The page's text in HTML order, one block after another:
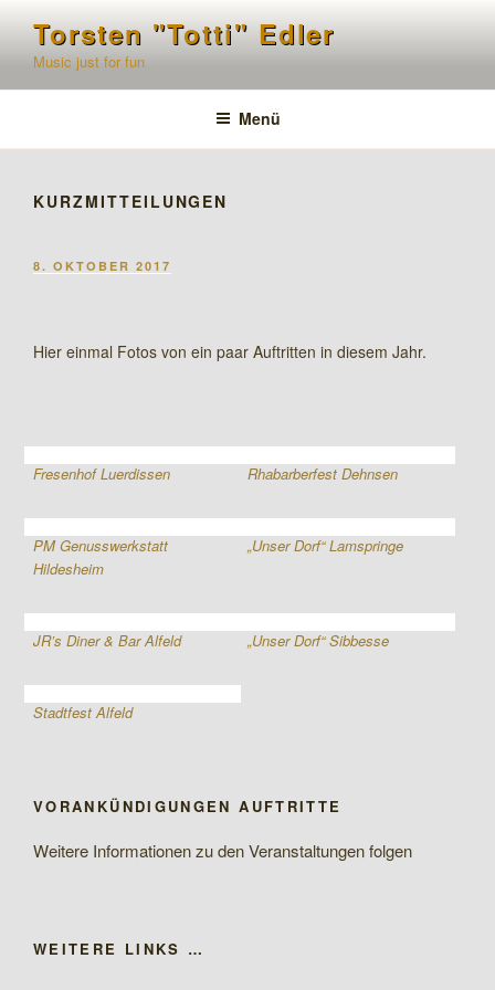
springen
Torsten "Totti" Edler
Music just for fun
Menü
KURZMITTEILUNGEN
VERÖFFENTLICHT
8. OKTOBER 2017
Hier einmal Fotos von ein paar Auftritten in diesem Jahr.
Fresenhof Luerdissen Rhabarberfest Dehnsen
PM Genusswerkstatt
Hildesheim
„Unser Dorf“ Lamspringe
JR’s Diner & Bar Alfeld „Unser Dorf“ Sibbesse
Stadtfest Alfeld
VORANKÜNDIGUNGEN AUFTRITTE
Weitere Informationen zu den Veranstaltungen folgen
WEITERE LINKS …